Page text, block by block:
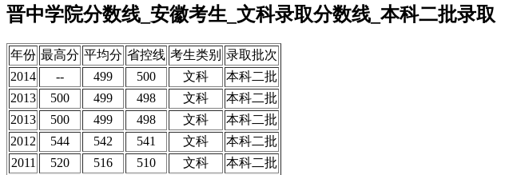
晋中学院分数线_安徽考生_文科录取分数线_本科二批录取
年份 最高分 平均分 省控线 考生类别 录取批次
2014
-- 499 500 文科
本科二批
2013
500 499 498 文科
本科二批
2013
500 499 498 文科
本科二批
2012
544 542 541 文科
本科二批
2011
520 516 510 文科
本科二批